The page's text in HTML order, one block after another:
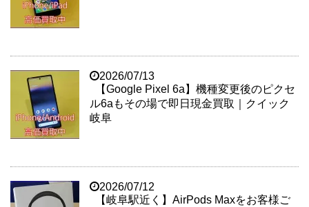
2026/07/13
【Google Pixel 6a】機種変更後のピクセ
ル6aもその場で即日現金買取｜クイック
岐阜
2026/07/12
【岐阜駅近く】AirPods Maxをお客様ご